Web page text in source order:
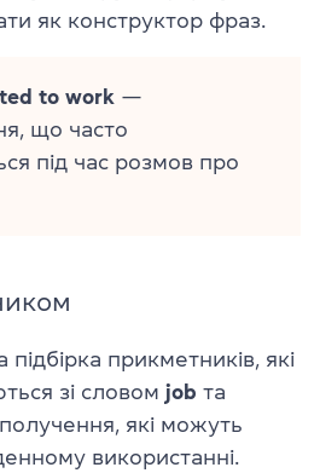
як конструктор фраз.
to work —
що часто
під час розмов про
прикметників, які
зі словом job та
які можуть
використанні.